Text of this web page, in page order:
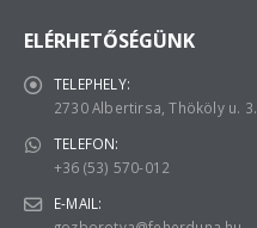
ELÉRHETŐSÉGÜNK
TELEPHELY:
2730 Albertirsa, Thököly u. 3.
TELEFON:
+36 (53) 570-012
E-MAIL: